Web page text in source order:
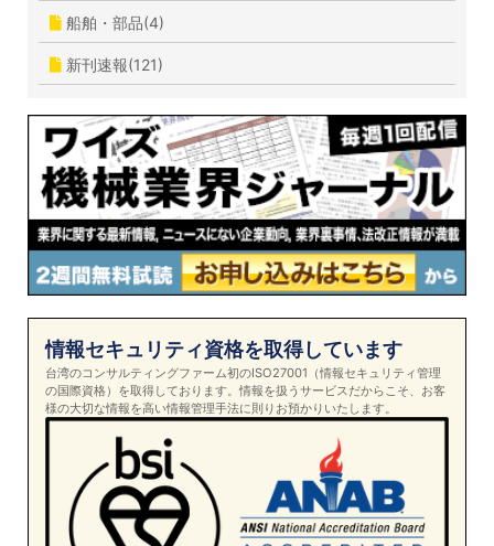
船舶・部品(4)
新刊速報(121)
情報セキュリティ資格を取得しています
台湾のコンサルティングファーム初のISO27001（情報セキュリティ管理
の国際資格）を取得しております。情報を扱うサービスだからこそ、お客
様の大切な情報を高い情報管理手法に則りお預かりいたします。